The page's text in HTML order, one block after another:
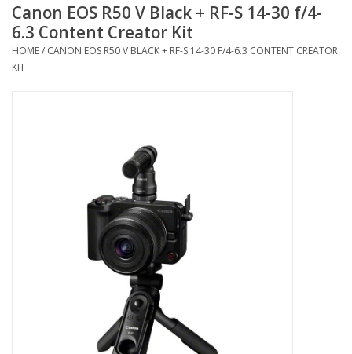
PROMO
Diensten
Canon EOS R50 V Black + RF-S 14-30 f/4-
6.3 Content Creator Kit
HOME/ CANON EOS R50 V BLACK + RF-S 14-30 F/4-6.3 CONTENT CREATOR
KIT